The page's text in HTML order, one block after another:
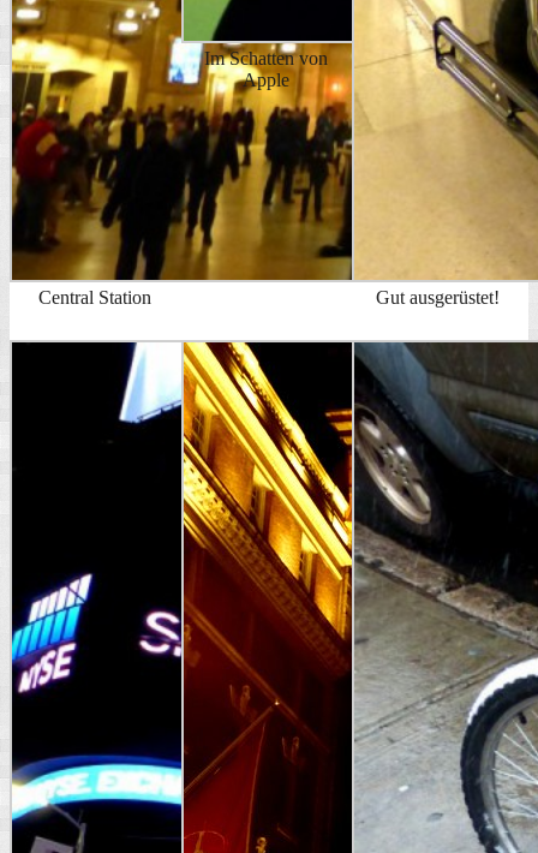
Central Station
Im Schatten von
Apple
Gut ausgerüstet!